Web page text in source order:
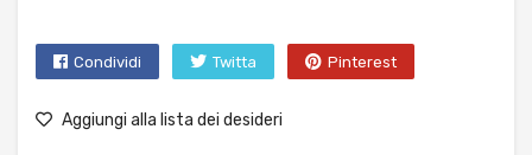
Condividi Twitta Pinterest
Aggiungi alla lista dei desideri